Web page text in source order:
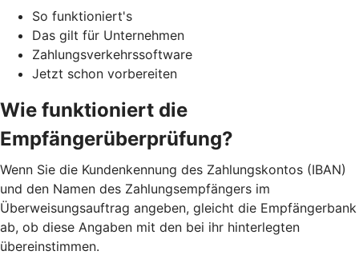
So funktioniert's
Das gilt für Unternehmen
Zahlungsverkehrssoftware
Jetzt schon vorbereiten
Wie funktioniert die
Empfängerüberprüfung?
Wenn Sie die Kundenkennung des Zahlungskontos (IBAN)
und den Namen des Zahlungsempfängers im
Überweisungsauftrag angeben, gleicht die Empfängerbank
ab, ob diese Angaben mit den bei ihr hinterlegten
übereinstimmen.